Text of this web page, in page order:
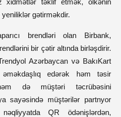
xidmətlər təklif etmək, ölkənin
gətirməkdir.
brendləri olan Birbank,
bir çətir altında birləşdirir.
Azərbaycan və BakıKart
edərək həm təsir
də müştəri təcrübəsini
sayəsində müştərilər partnyor
QR ödənişlərdən,